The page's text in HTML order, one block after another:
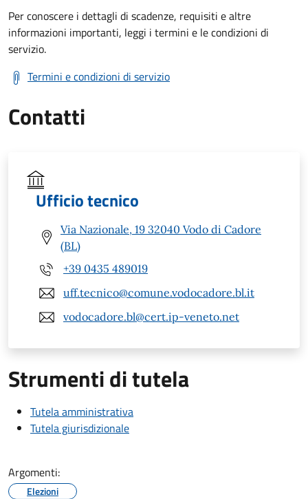
Per conoscere i dettagli di scadenze, requisiti e altre
informazioni importanti, leggi i termini e le condizioni di
servizio.
Termini e condizioni di servizio
Contatti
Ufficio tecnico
Via Nazionale, 19 32040 Vodo di Cadore
(BL)
+39 0435 489019
uff.tecnico@comune.vodocadore.bl.it
vodocadore.bl@cert.ip-veneto.net
Strumenti di tutela
Tutela amministrativa
Tutela giurisdizionale
Argomenti:
Elezioni